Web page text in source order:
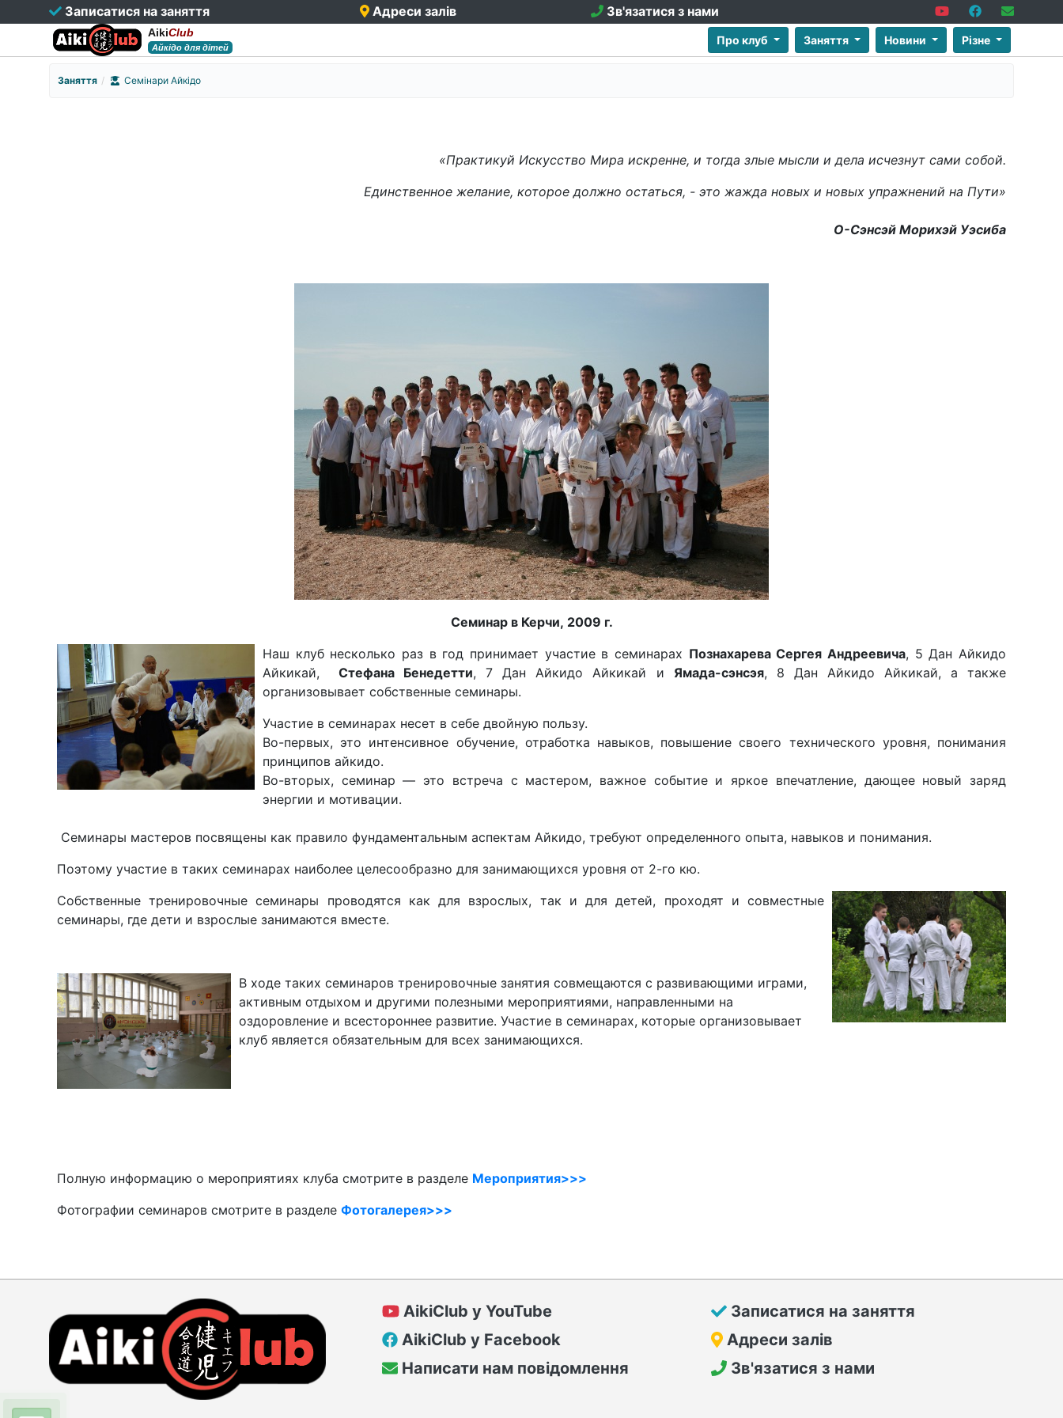
Записатися на заняття Адреси залів Зв'язатися з нами
AikiClub
Айкідо для дітей
Про клуб Заняття Новини Різне
Заняття Семінари Айкідо
«Практикуй Искусство Мира искренне, и тогда злые мысли и дела исчезнут сами собой.
Единственное желание, которое должно остаться, - это жажда новых и новых упражнений на Пути»
О-Сэнсэй Морихэй Уэсиба
Семинар в Керчи, 2009 г.
Наш клуб несколько раз в год принимает участие в семинарах Познахарева Сергея Андреевича, 5 Дан Айкидо
Айкикай,Стефана Бенедетти, 7 Дан Айкидо Айкикай и Ямада-сэнсэя, 8 Дан Айкидо Айкикай, а также
организовывает собственные семинары.
Участие в семинарах несет в себе двойную пользу.
Во-первых, это интенсивное обучение, отработка навыков, повышение своего технического уровня, понимания
принципов айкидо.
Во-вторых, семинар — это встреча с мастером, важное событие и яркое впечатление, дающее новый заряд
энергии и мотивации.
Семинары мастеров посвящены как правило фундаментальным аспектам Айкидо, требуют определенного опыта, навыков и понимания.
Поэтому участие в таких семинарах наиболее целесообразно для занимающихся уровня от 2-го кю.
Собственные тренировочные семинары проводятся как для взрослых, так и для детей, проходят и совместные
семинары, где дети и взрослые занимаются вместе.
В ходе таких семинаров тренировочные занятия совмещаются с развивающими играми,
активным отдыхом и другими полезными мероприятиями, направленными на
оздоровление и всестороннее развитие. Участие в семинарах, которые организовывает
клуб является обязательным для всех занимающихся.
Полную информацию о мероприятиях клуба смотрите в разделе Мероприятия>>>
Фотографии семинаров смотрите в разделе Фотогалерея>>>
AikiClub у YouTube
AikiClub у Facebook
Написати нам повідомлення
Записатися на заняття
Адреси залів
Зв'язатися з нами